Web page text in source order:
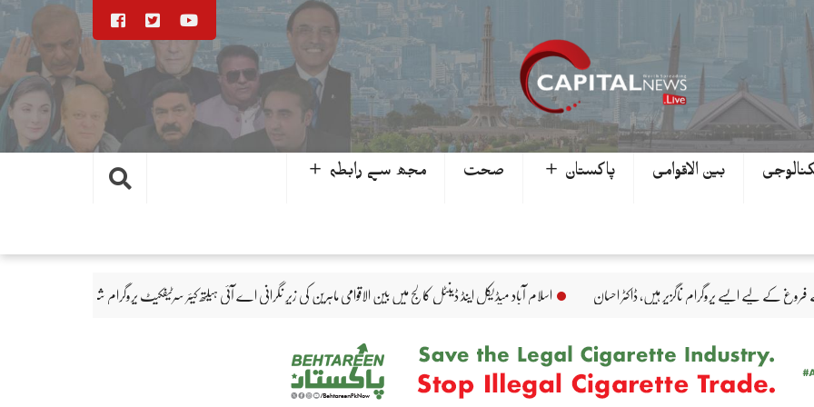
بین الاقوامی پاکستان ＋ صحت مجھ سے رابطہ ＋
اسلام آباد میڈیکل اینڈ ڈینٹل کالج میں بین الاقوامی ماہرین کی زیرِ نگرانی اے آئی ہیلتھ کیئر سرٹیفکیٹ پروگرام شروع ہزارہ صوبہ تمام آئینی تقاضے پورے